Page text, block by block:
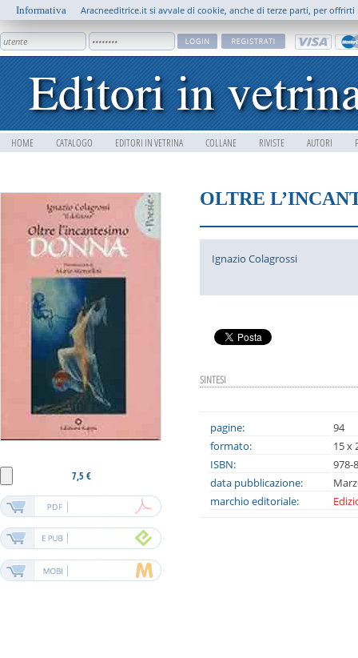
HOME CATALOGO EDITORI IN VETRINA COLLANE RIVISTE AUTORI
OLTRE
7,5 €
Ignazio Colagrossi
SINTESI
pagine:
94
formato:
15 x
ISBN:
978-
data pubblicazione:
marchio editoriale:
Informativa Aracneeditrice.it si avvale di cookie, anche di terze parti, per